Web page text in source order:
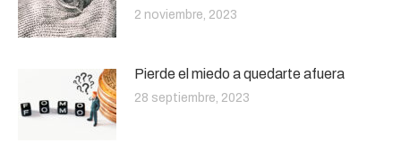
2 noviembre, 2023
Pierde el miedo a quedarte afuera
28 septiembre, 2023